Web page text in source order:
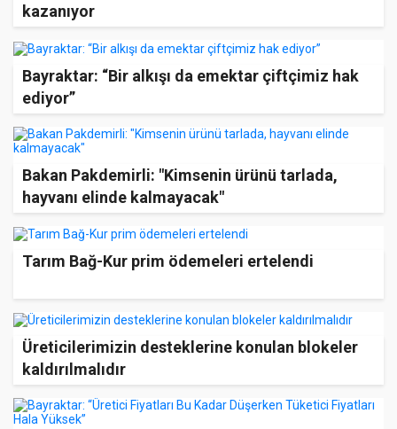
kazanıyor
Bayraktar: “Bir alkışı da emektar çiftçimiz hak
ediyor”
Bakan Pakdemirli: "Kimsenin ürünü tarlada,
hayvanı elinde kalmayacak"
Tarım Bağ-Kur prim ödemeleri ertelendi
Üreticilerimizin desteklerine konulan blokeler
kaldırılmalıdır